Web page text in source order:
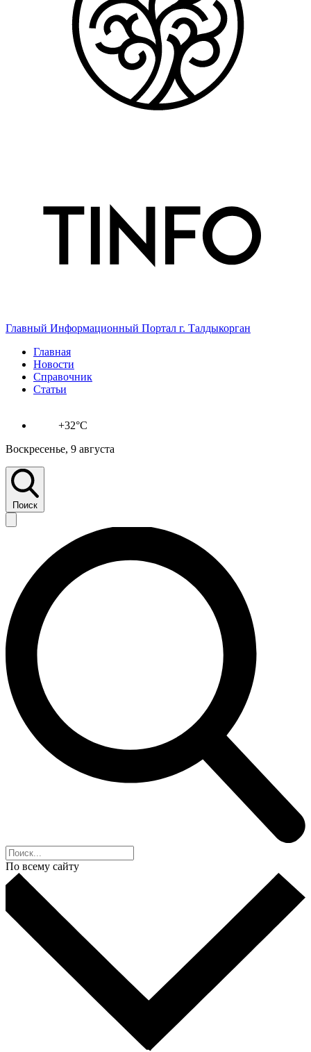
Главный Информационный Портал г. Талдыкорган
Главная
Новости
Справочник
Статьи
+32°C
Воскресенье, 9 августа
Поиск
По всему сайту